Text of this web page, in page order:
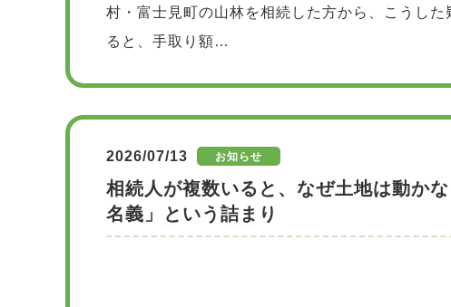
村・富士見町の山林を相続した方から、こうし
ると、手取り額…
2026/07/13 お知らせ
相続人が複数いると、なぜ土地は動か
名義」という詰まり